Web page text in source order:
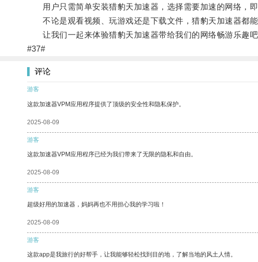
用户只需简单安装猎豹天加速器，选择需要加速的网络，即
不论是观看视频、玩游戏还是下载文件，猎豹天加速器都能
让我们一起来体验猎豹天加速器带给我们的网络畅游乐趣吧
#37#
评论
游客
这款加速器VPM应用程序提供了顶级的安全性和隐私保护。
2025-08-09
游客
这款加速器VPM应用程序已经为我们带来了无限的隐私和自由。
2025-08-09
游客
超级好用的加速器，妈妈再也不用担心我的学习啦！
2025-08-09
游客
这款app是我旅行的好帮手，让我能够轻松找到目的地，了解当地的风土人情。